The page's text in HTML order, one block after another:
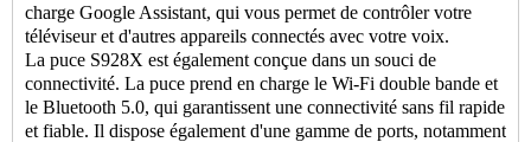
charge Google Assistant, qui vous permet de contrôler votre
téléviseur et d'autres appareils connectés avec votre voix.
La puce S928X est également conçue dans un souci de
connectivité. La puce prend en charge le Wi-Fi double bande et
le Bluetooth 5.0, qui garantissent une connectivité sans fil rapide
et fiable. Il dispose également d'une gamme de ports, notamment